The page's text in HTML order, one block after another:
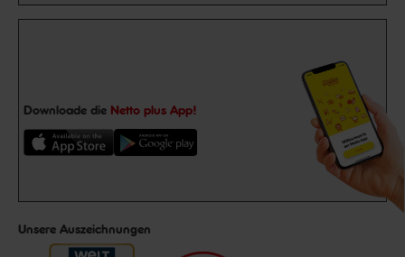
Downloade die Netto plus App!
Unsere Auszeichnungen